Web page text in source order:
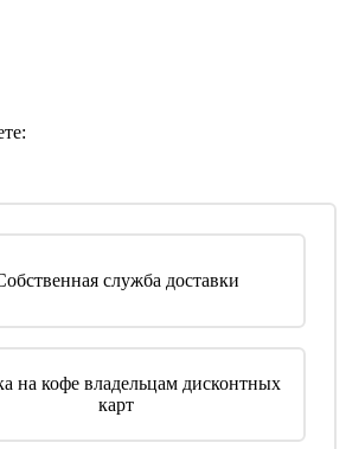
служба доставки
на кофе владельцам дисконтных
карт